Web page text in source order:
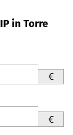
in Torre
€
€